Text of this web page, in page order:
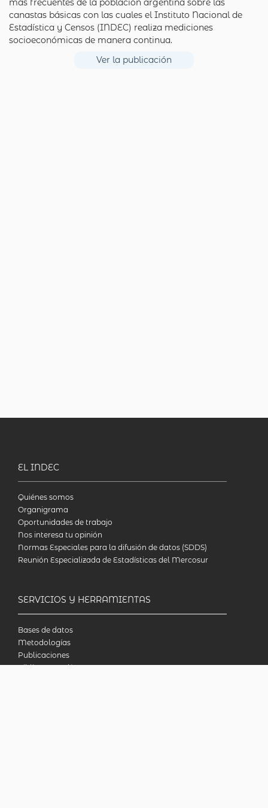
más frecuentes de la población argentina sobre las
canastas básicas con las cuales el Instituto Nacional de
Estadística y Censos (INDEC) realiza mediciones
socioeconómicas de manera continua.
Ver la publicación
EL INDEC
Quiénes somos
Organigrama
Oportunidades de trabajo
Nos interesa tu opinión
Normas Especiales para la difusión de datos (SDDS)
Reunión Especializada de Estadísticas del Mercosur
SERVICIOS Y HERRAMIENTAS
Bases de datos
Metodologías
Publicaciones
Biblioteca en línea